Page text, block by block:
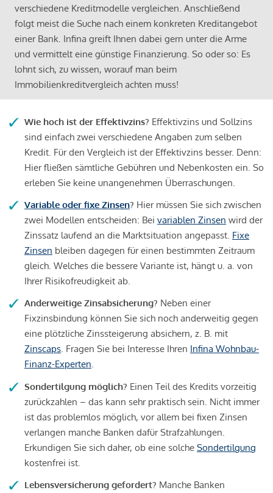
verschiedene Kreditmodelle vergleichen. Anschließend
folgt meist die Suche nach einem konkreten Kreditangebot
einer Bank. Infina greift Ihnen dabei gern unter die Arme
und vermittelt eine günstige Finanzierung. So oder so: Es
lohnt sich, zu wissen, worauf man beim
Immobilienkreditvergleich achten muss!
Wie hoch ist der Effektivzins? Effektivzins und Sollzins
sind einfach zwei verschiedene Angaben zum selben
Kredit. Für den Vergleich ist der Effektivzins besser. Denn:
Hier fließen sämtliche Gebühren und Nebenkosten ein. So
erleben Sie keine unangenehmen Überraschungen.
Variable oder fixe Zinsen? Hier müssen Sie sich zwischen
zwei Modellen entscheiden: Bei variablen Zinsen wird der
Zinssatz laufend an die Marktsituation angepasst. Fixe
Zinsen bleiben dagegen für einen bestimmten Zeitraum
gleich. Welches die bessere Variante ist, hängt u. a. von
Ihrer Risikofreudigkeit ab.
Anderweitige Zinsabsicherung? Neben einer
Fixzinsbindung können Sie sich noch anderweitig gegen
eine plötzliche Zinssteigerung absichern, z. B. mit
Zinscaps. Fragen Sie bei Interesse Ihren Infina Wohnbau-
Finanz-Experten.
Sondertilgung möglich? Einen Teil des Kredits vorzeitig
zurückzahlen – das kann sehr praktisch sein. Nicht immer
ist das problemlos möglich, vor allem bei fixen Zinsen
verlangen manche Banken dafür Strafzahlungen.
Erkundigen Sie sich daher, ob eine solche Sondertilgung
kostenfrei ist.
Lebensversicherung gefordert? Manche Banken